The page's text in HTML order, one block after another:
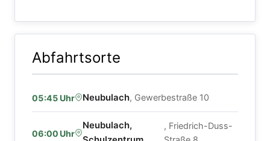
Abfahrtsorte
05:45 Uhr Neubulach, Gewerbestraße 10
06:00 Uhr
Neubulach,
, Friedrich-Duss-